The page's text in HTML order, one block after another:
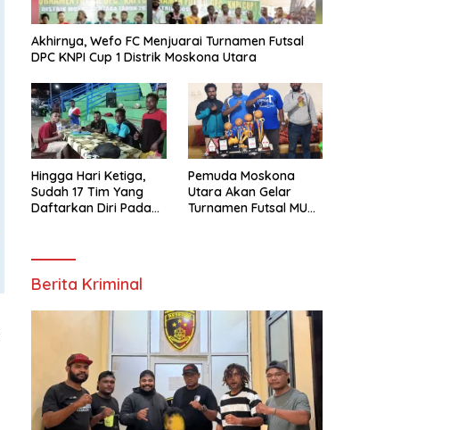
Akhirnya, Wefo FC Menjuarai Turnamen Futsal
DPC KNPI Cup 1 Distrik Moskona Utara
Hingga Hari Ketiga,
Sudah 17 Tim Yang
Daftarkan Diri Pada
Teluk Bintuni
Pemuda Moskona
Utara Akan Gelar
Turnamen Futsal MU
Berita Kriminal